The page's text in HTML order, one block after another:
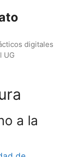
digitales
UG
a la